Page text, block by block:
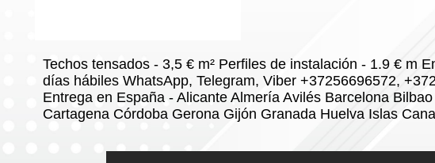
Techos tensados ​​- 3,5 € m² Perfiles de instalación - 1.9 € m
días hábiles WhatsApp, Telegram, Viber +37256696572,
Entrega en España - Alicante Almería Avilés Barcelona
Cartagena Córdoba Gerona Gijón Granada Huelva Islas